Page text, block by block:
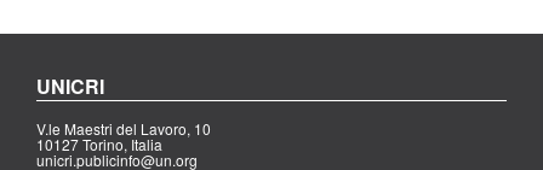
UNICRI
V.le Maestri del Lavoro, 10
10127 Torino, Italia
unicri.publicinfo@un.org